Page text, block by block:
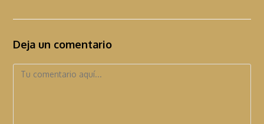
Deja un comentario